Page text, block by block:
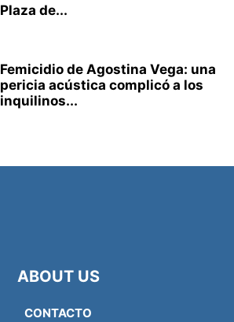
Plaza de...
Femicidio de Agostina Vega: una
pericia acústica complicó a los
inquilinos...
ABOUT US
CONTACTO